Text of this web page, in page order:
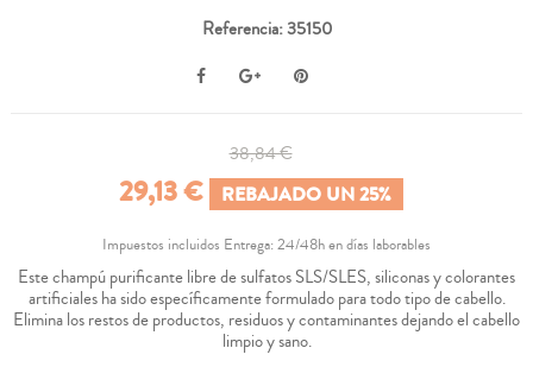
Referencia: 35150
38,84 €
29,13 € REBAJADO UN 25%
Impuestos incluidos Entrega: 24/48h en días laborables
Este champú purificante libre de sulfatos SLS/SLES, siliconas y colorantes
artificiales ha sido específicamente formulado para todo tipo de cabello.
Elimina los restos de productos, residuos y contaminantes dejando el cabello
limpio y sano.